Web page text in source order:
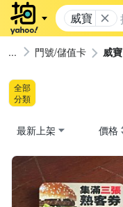
威寶
門號/儲值卡 威寶
全部
分類
最新上架 價格